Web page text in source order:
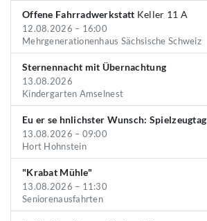
Offene Fahrradwerkstatt Keller 11 A
12.08.2026 – 16:00
Mehrgenerationenhaus Sächsische Schweiz
Sternennacht mit Übernachtung
13.08.2026
Kindergarten Amselnest
Eu er se hnlichster Wunsch: Spielzeugtag
13.08.2026 – 09:00
Hort Hohnstein
"Krabat Mühle"
13.08.2026 – 11:30
Seniorenausfahrten